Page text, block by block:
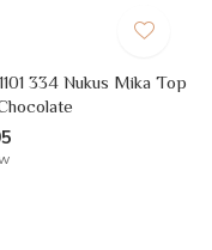
334 Nukus Mika Top